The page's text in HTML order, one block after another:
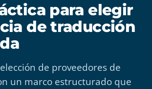
para elegir
de traducción
de proveedores de
un marco estructurado que